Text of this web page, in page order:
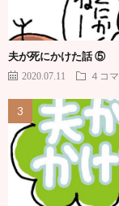
夫が死にかけた話 ⑤
2020.07.11 ４コマ